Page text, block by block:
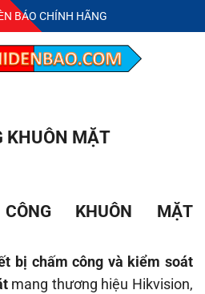
BÁO CHÍNH HÃNG
KHUÔN MẶT
KHUÔN MẶT
bị chấm công và kiểm soát
mang thương hiệu Hikvision,